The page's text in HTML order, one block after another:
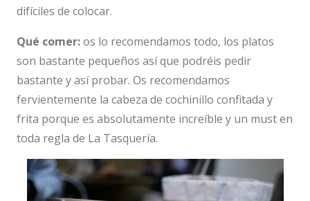
difíciles de colocar.
Qué comer:os lo recomendamos todo, los platos
son bastante pequeños así que podréis pedir
bastante y así probar. Os recomendamos
fervientemente la cabeza de cochinillo confitada y
frita porque es absolutamente increíble y un must en
toda regla de La Tasquería.